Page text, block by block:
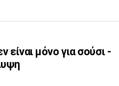
είναι μόνο για σούσι -